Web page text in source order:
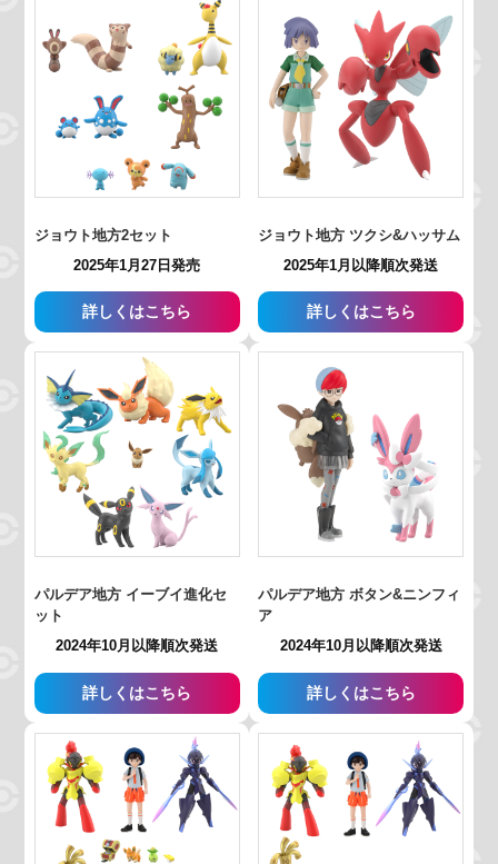
ジョウト地方2セット
2025年1月27日発売
詳しくはこちら
ジョウト地方 ツクシ&ハッサム
2025年1月以降順次発送
詳しくはこちら
パルデア地方 イーブイ進化セ
ット
2024年10月以降順次発送
詳しくはこちら
パルデア地方 ボタン&ニンフィ
ア
2024年10月以降順次発送
詳しくはこちら